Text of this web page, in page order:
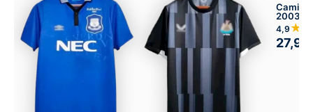
2003-
4,9
27,99